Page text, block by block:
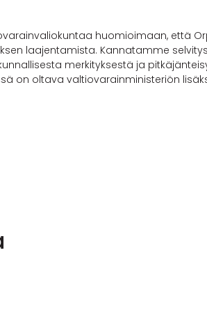
huomioimaan, että
laajentamista. Kannatamme
merkityksestä ja
on oltava valtiovarainministeriön